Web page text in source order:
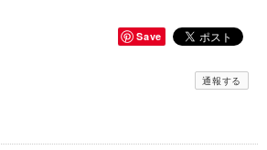
Save
通報する